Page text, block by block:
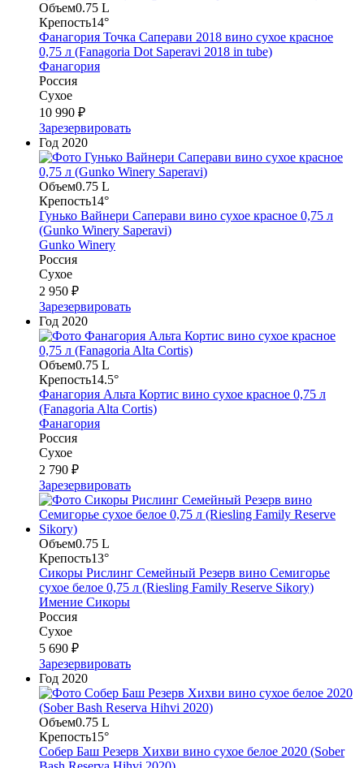
Объем0.75 L
Крепость14°
Фанагория Точка Саперави 2018 вино сухое красное
0,75 л (Fanagoria Dot Saperavi 2018 in tube)
Фанагория
Россия
Сухое
10 990 ₽
Зарезервировать
Год 2020
Объем0.75 L
Крепость14°
Гунько Вайнери Саперави вино сухое красное 0,75 л
(Gunko Winery Saperavi)
Gunko Winery
Россия
Сухое
2 950 ₽
Зарезервировать
Год 2020
Объем0.75 L
Крепость14.5°
Фанагория Альта Кортис вино сухое красное 0,75 л
(Fanagoria Alta Cortis)
Фанагория
Россия
Сухое
2 790 ₽
Зарезервировать
Объем0.75 L
Крепость13°
Сикоры Рислинг Семейный Резерв вино Семигорье
сухое белое 0,75 л (Riesling Family Reserve Sikory)
Имение Сикоры
Россия
Сухое
5 690 ₽
Зарезервировать
Год 2020
Объем0.75 L
Крепость15°
Собер Баш Резерв Хихви вино сухое белое 2020 (Sober